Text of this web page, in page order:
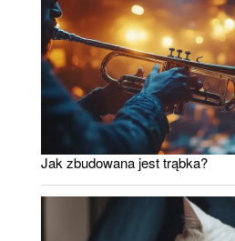
Jak zbudowana jest trąbka?